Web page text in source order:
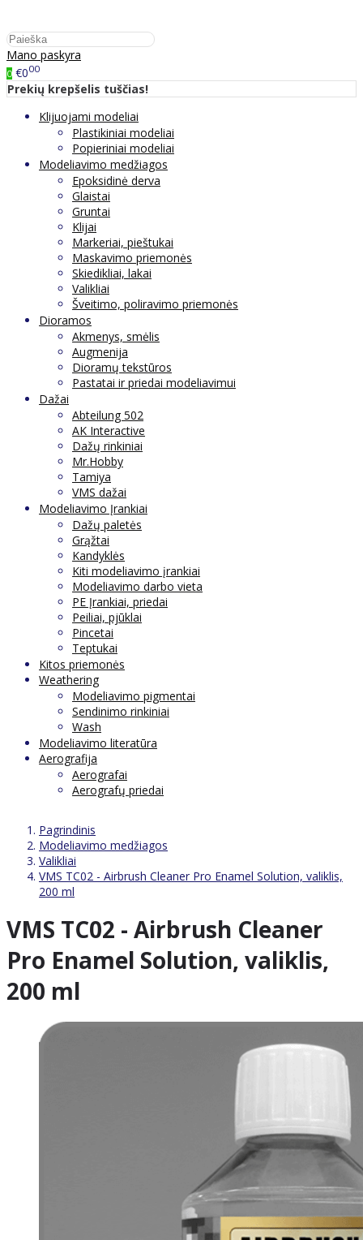
Mano paskyra
0 €000
Prekių krepšelis tuščias!
Klijuojami modeliai
Plastikiniai modeliai
Popieriniai modeliai
Modeliavimo medžiagos
Epoksidinė derva
Glaistai
Gruntai
Klijai
Markeriai, pieštukai
Maskavimo priemonės
Skiedikliai, lakai
Valikliai
Šveitimo, poliravimo priemonės
Dioramos
Akmenys, smėlis
Augmenija
Dioramų tekstūros
Pastatai ir priedai modeliavimui
Dažai
Abteilung 502
AK Interactive
Dažų rinkiniai
Mr.Hobby
Tamiya
VMS dažai
Modeliavimo Įrankiai
Dažų paletės
Grąžtai
Kandyklės
Kiti modeliavimo įrankiai
Modeliavimo darbo vieta
PE Įrankiai, priedai
Peiliai, pjūklai
Pincetai
Teptukai
Kitos priemonės
Weathering
Modeliavimo pigmentai
Sendinimo rinkiniai
Wash
Modeliavimo literatūra
Aerografija
Aerografai
Aerografų priedai
Pagrindinis
Modeliavimo medžiagos
Valikliai
VMS TC02 - Airbrush Cleaner Pro Enamel Solution, valiklis,
200 ml
VMS TC02 - Airbrush Cleaner
Pro Enamel Solution, valiklis,
200 ml